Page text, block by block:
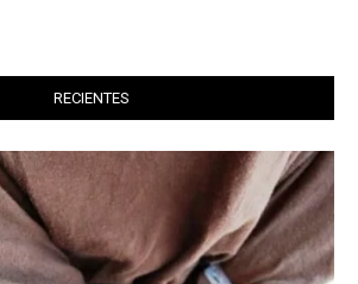
RECIENTES